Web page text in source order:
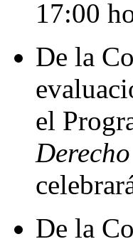
17:00
De la
el
De la